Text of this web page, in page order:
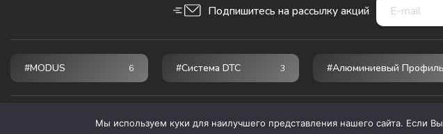
Подпишитесь на рассылку акций
#MODUS 6 #Система DTC 3 #Алюминиевый Профиль
© 2026 ПРОГРЕСС - мебельные комплектующие
Мы используем куки для наилучшего представления нашего сайта. Если